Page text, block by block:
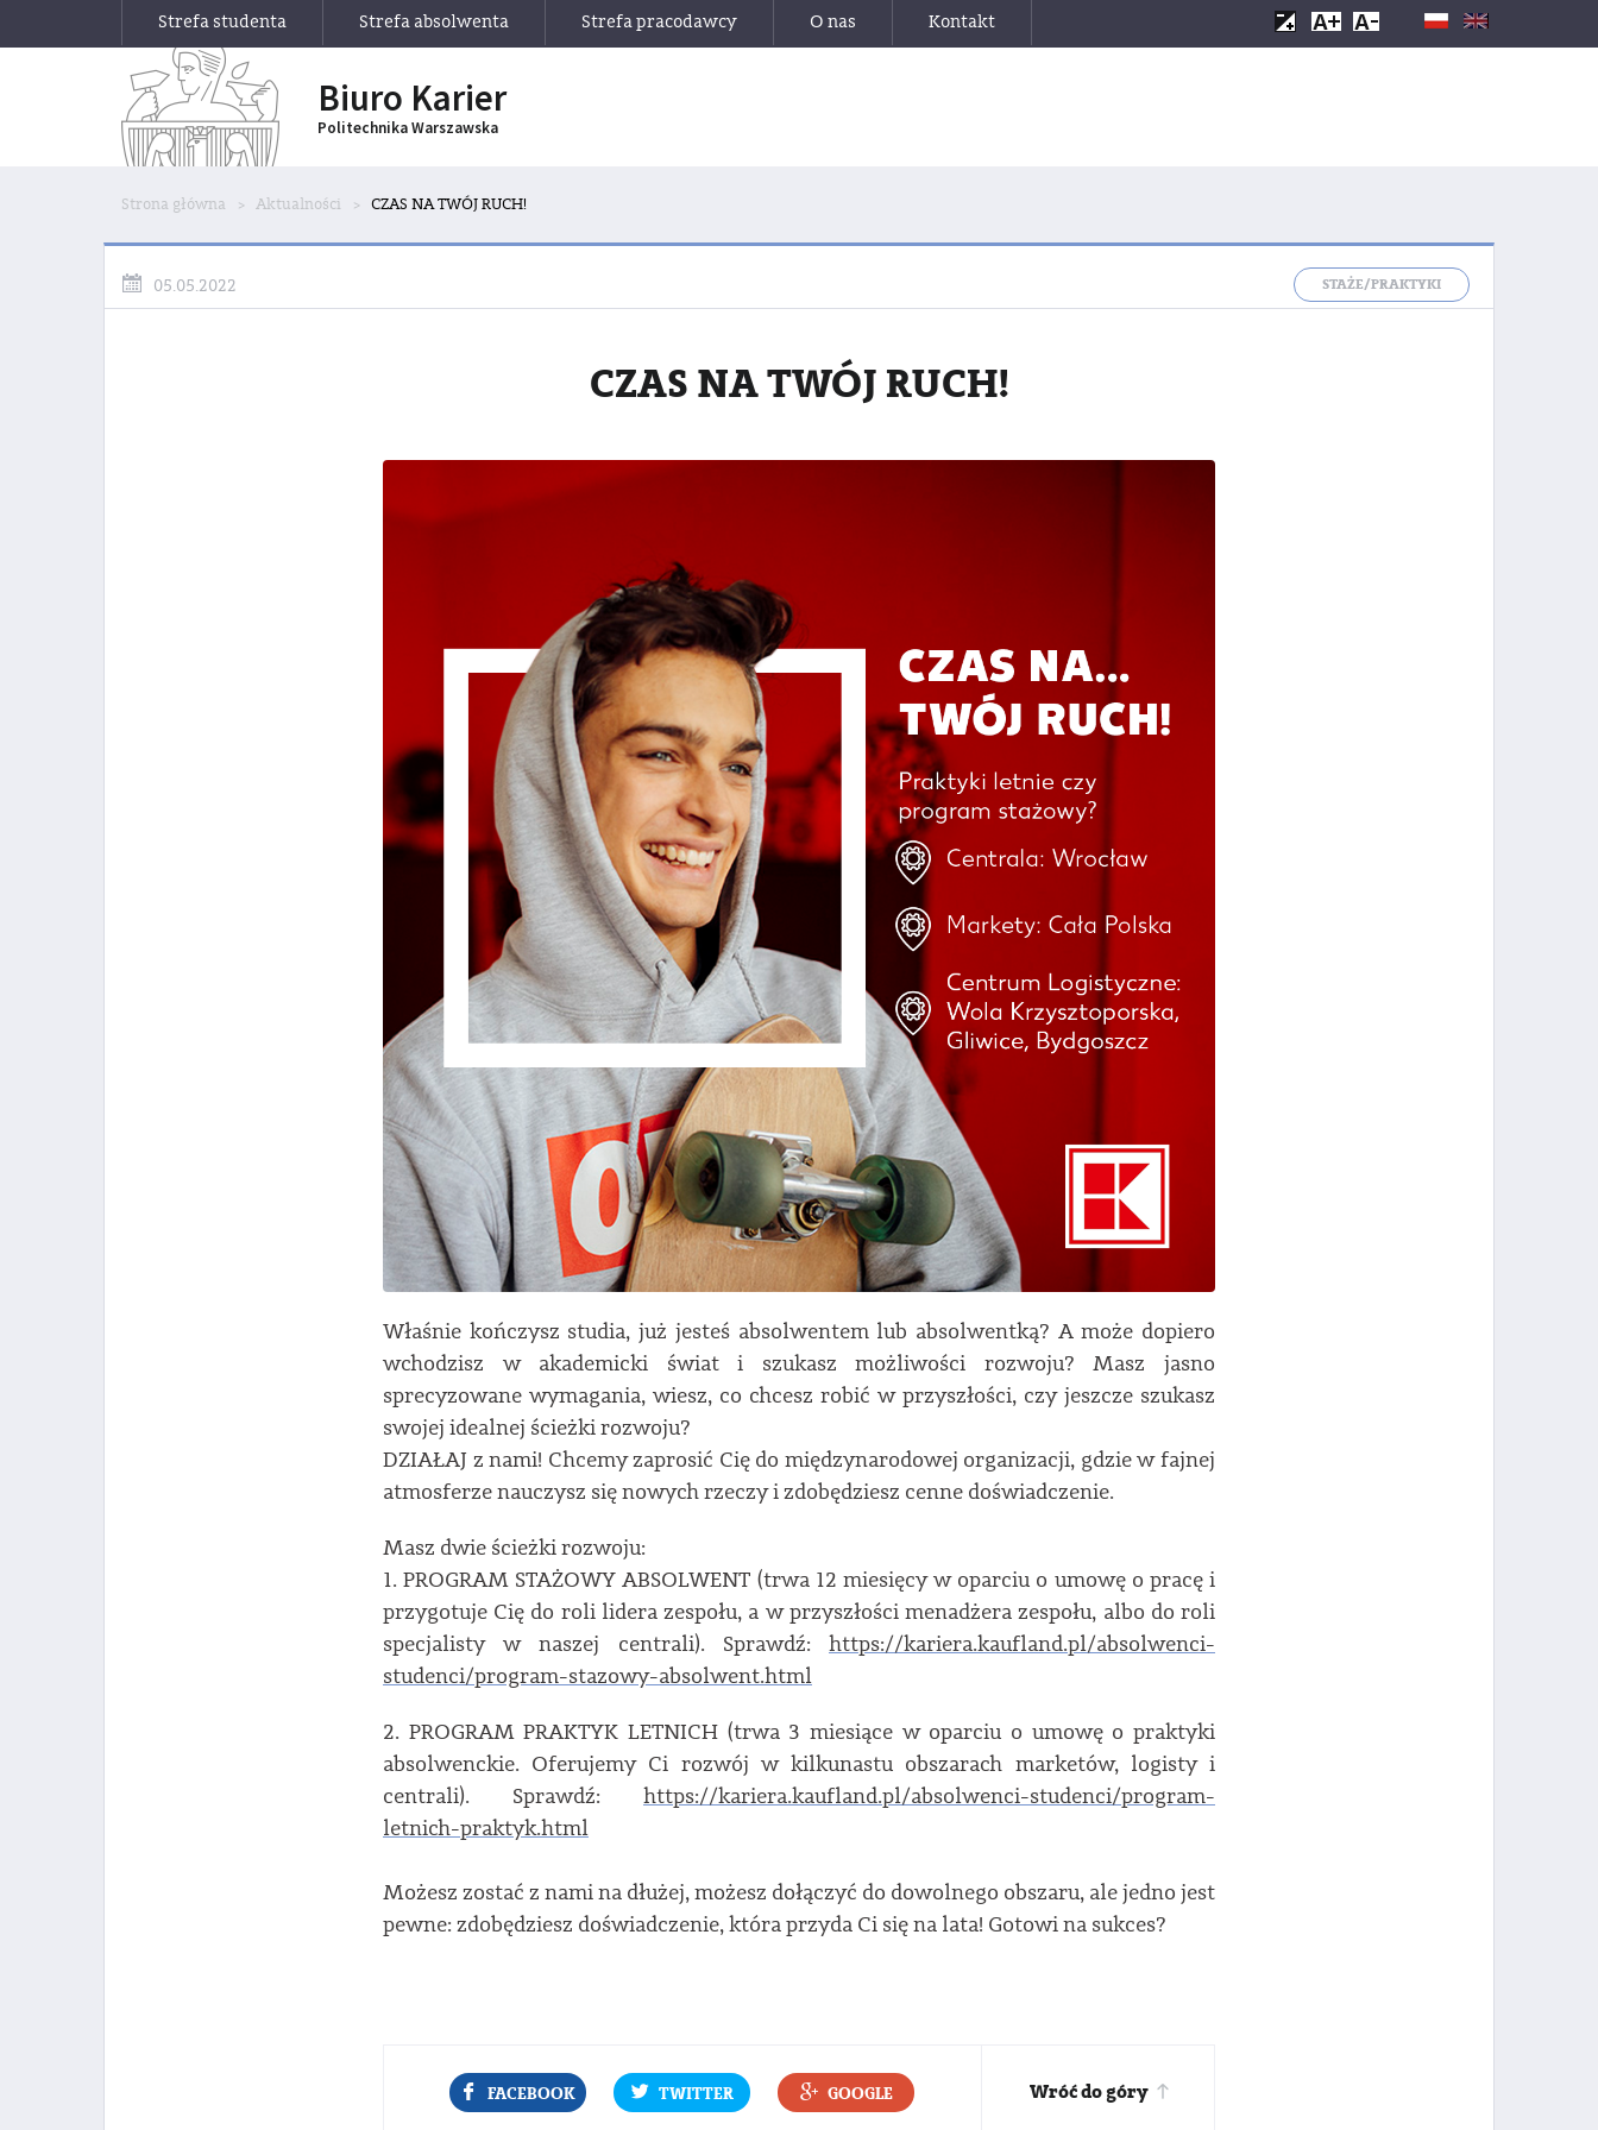
Strefa studenta Strefa absolwenta Strefa pracodawcy O nas Kontakt
Biuro Karier
Politechnika Warszawska
Strona główna Aktualności CZAS NA TWÓJ RUCH!
05.05.2022 STAŻE/PRAKTYKI
CZAS NA TWÓJ RUCH!
Właśnie kończysz studia, już jesteś absolwentem lub absolwentką? A może dopiero
wchodzisz w akademicki świat i szukasz możliwości rozwoju? Masz jasno
sprecyzowane wymagania, wiesz, co chcesz robić w przyszłości, czy jeszcze szukasz
swojej idealnej ścieżki rozwoju?
DZIAŁAJ z nami! Chcemy zaprosić Cię do międzynarodowej organizacji, gdzie w fajnej
atmosferze nauczysz się nowych rzeczy i zdobędziesz cenne doświadczenie.
Masz dwie ścieżki rozwoju:
1. PROGRAM STAŻOWY ABSOLWENT (trwa 12 miesięcy w oparciu o umowę o pracę i
przygotuje Cię do roli lidera zespołu, a w przyszłości menadżera zespołu, albo do roli
specjalisty w naszej centrali). Sprawdź: https://kariera.kaufland.pl/absolwenci-
studenci/program-stazowy-absolwent.html
2. PROGRAM PRAKTYK LETNICH (trwa 3 miesiące w oparciu o umowę o praktyki
absolwenckie. Oferujemy Ci rozwój w kilkunastu obszarach marketów, logisty i
centrali). Sprawdź: https://kariera.kaufland.pl/absolwenci-studenci/program-
letnich-praktyk.html
Możesz zostać z nami na dłużej, możesz dołączyć do dowolnego obszaru, ale jedno jest
pewne: zdobędziesz doświadczenie, która przyda Ci się na lata! Gotowi na sukces?
FACEBOOK TWITTER GOOGLE Wróć do góry